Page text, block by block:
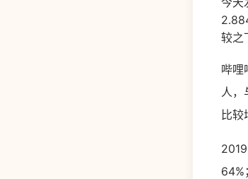
较之
哔哩
人，
比
64%